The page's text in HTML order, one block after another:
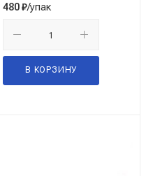
480₽/упак
В КОРЗИНУ